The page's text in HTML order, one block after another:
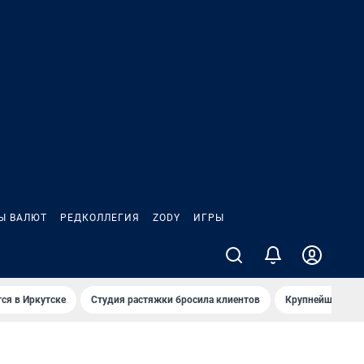
ВАЛЮТ РЕДКОЛЛЕГИЯ ZODY ИГРЫ
в Иркутске Студия растяжки бросила клиентов Крупнейшие